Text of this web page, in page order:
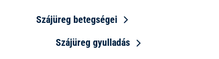
Szájüreg betegségei
Szájüreg gyulladás